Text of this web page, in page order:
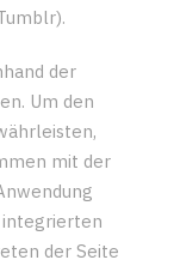
der
Um den
mit der
integrierten
der Seite